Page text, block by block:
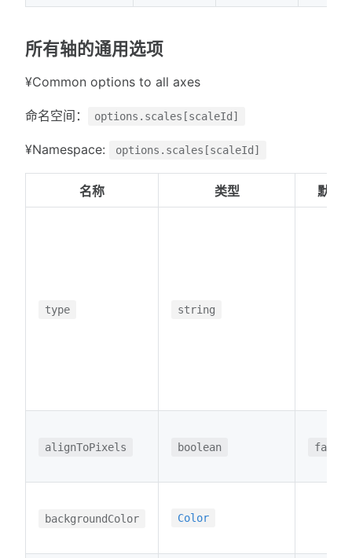
所有轴的通用选项
¥Common options to all axes
命名空间： options.scales[scaleId]
¥Namespace: options.scales[scaleId]
名称 类型 默认
type string
alignToPixels boolean false
backgroundColor Color